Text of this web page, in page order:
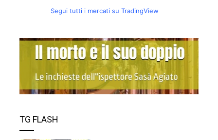
Segui tutti i mercati su TradingView
TG FLASH